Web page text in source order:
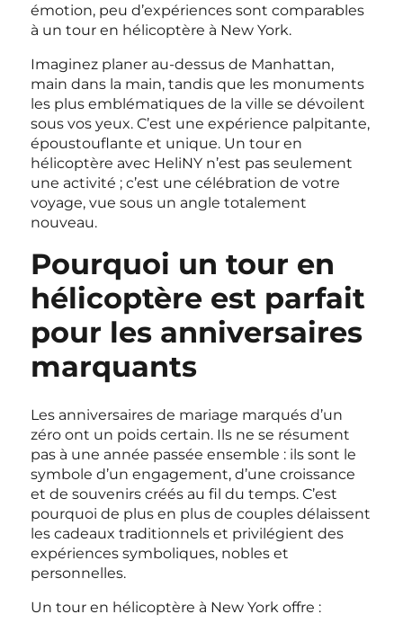
émotion, peu d’expériences sont comparables
à un tour en hélicoptère à New York.
Imaginez planer au-dessus de Manhattan,
main dans la main, tandis que les monuments
les plus emblématiques de la ville se dévoilent
sous vos yeux. C’est une expérience palpitante,
époustouflante et unique. Un tour en
hélicoptère avec HeliNY n’est pas seulement
une activité ; c’est une célébration de votre
voyage, vue sous un angle totalement
nouveau.
Pourquoi un tour en
hélicoptère est parfait
pour les anniversaires
marquants
Les anniversaires de mariage marqués d’un
zéro ont un poids certain. Ils ne se résument
pas à une année passée ensemble : ils sont le
symbole d’un engagement, d’une croissance
et de souvenirs créés au fil du temps. C’est
pourquoi de plus en plus de couples délaissent
les cadeaux traditionnels et privilégient des
expériences symboliques, nobles et
personnelles.
Un tour en hélicoptère à New York offre :